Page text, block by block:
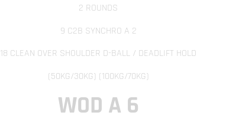
2 ROUNDS
9 C2B SYNCHRO A 2
18 CLEAN OVER SHOULDER D-BALL / DEADLIFT HOLD
(50KG/30KG) (100KG/70KG)
WOD A 6